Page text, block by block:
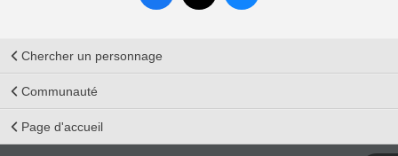
Chercher un personnage
Communauté
Page d'accueil